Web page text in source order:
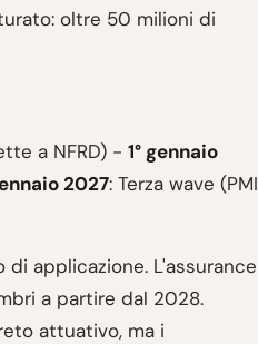
oltre 50 milioni di
a NFRD) - 1° gennaio
2027: Terza wave (PMI
applicazione. L'assurance
a partire dal 2028.
attuativo, ma i